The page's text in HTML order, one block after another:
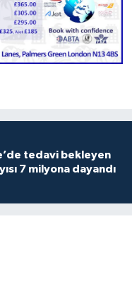
tedavi bekleyen
7 milyona dayandı